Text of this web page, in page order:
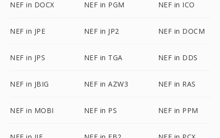
NEF in DOCX NEF in PGM NEF in ICO
NEF in JPE NEF in JP2 NEF in DOCM
NEF in JPS NEF in TGA NEF in DDS
NEF in JBIG NEF in AZW3 NEF in RAS
NEF in MOBI NEF in PS NEF in PPM